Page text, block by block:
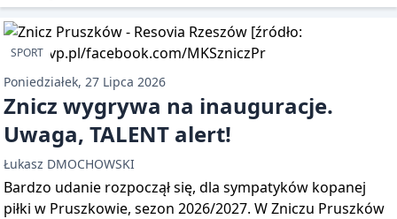
SPORT
Poniedziałek, 27 Lipca 2026
Znicz wygrywa na inauguracje.
Uwaga, TALENT alert!
Łukasz DMOCHOWSKI
Bardzo udanie rozpoczął się, dla sympatyków kopanej
piłki w Pruszkowie, sezon 2026/2027. W Zniczu Pruszków